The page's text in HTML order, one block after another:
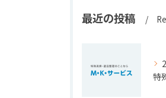
最近の投稿